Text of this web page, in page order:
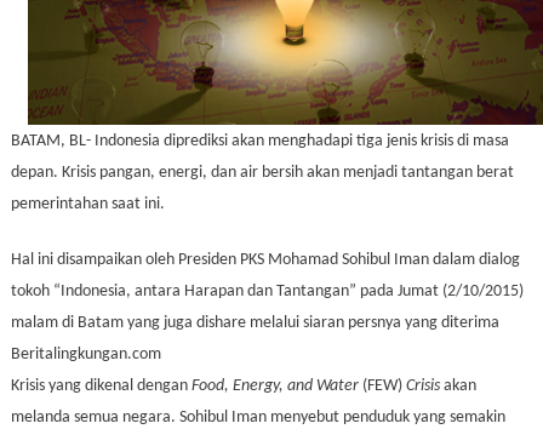
Krisis
BATAM, BL- Indonesia diprediksi akan menghadapi tiga jenis krisis di masa
depan. Krisis pangan, energi, dan air bersih akan menjadi tantangan berat
pemerintahan saat ini.
Hal ini disampaikan oleh Presiden PKS Mohamad Sohibul Iman dalam dialog
tokoh “Indonesia, antara Harapan dan Tantangan” pada Jumat (2/10/2015)
malam di Batam yang juga dishare melalui siaran persnya yang diterima
Beritalingkungan.com
Krisis yang dikenal dengan Food, Energy, and Water(FEW) Crisisakan
melanda semua negara. Sohibul Iman menyebut penduduk yang semakin